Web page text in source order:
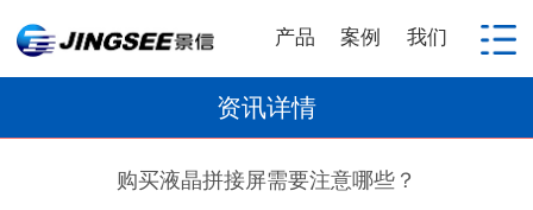
产品 案例 我们
资讯详情
购买液晶拼接屏需要注意哪些？